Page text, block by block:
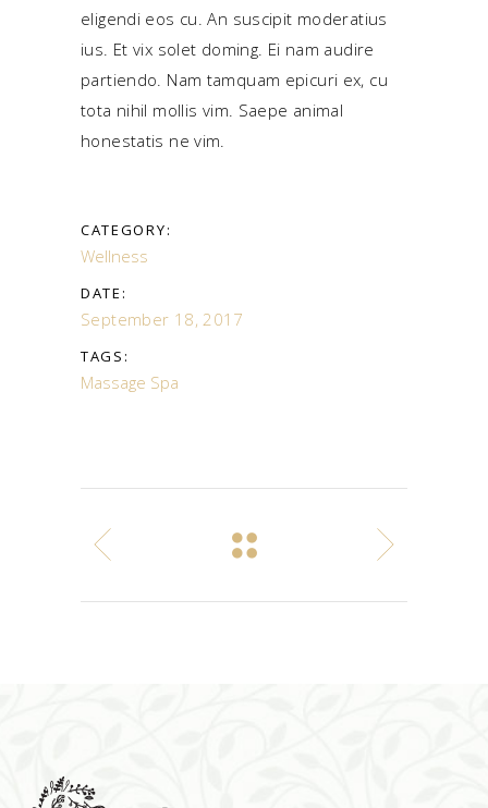
eligendi eos cu. An suscipit moderatius
ius. Et vix solet doming. Ei nam audire
partiendo. Nam tamquam epicuri ex, cu
tota nihil mollis vim. Saepe animal
honestatis ne vim.
CATEGORY:
Wellness
DATE:
September 18, 2017
TAGS:
Massage Spa